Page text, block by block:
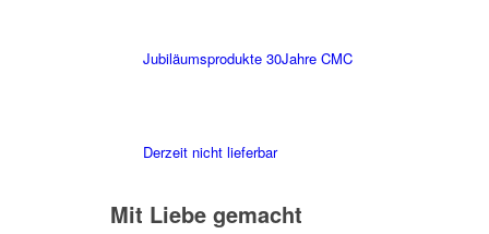
Jubiläumsprodukte 30Jahre CMC
Derzeit nicht lieferbar
Mit Liebe gemacht